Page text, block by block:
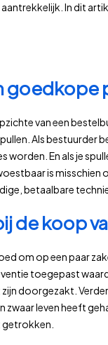
aantrekkelijk. In dit
goedkope
van een
Als bestuurder
worden. En als je
is
betaalbare
de koop
om op een paar
toegepast
doorgezakt.
leven heeft
getrokken.